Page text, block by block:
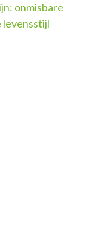
onmisbare
levensstijl